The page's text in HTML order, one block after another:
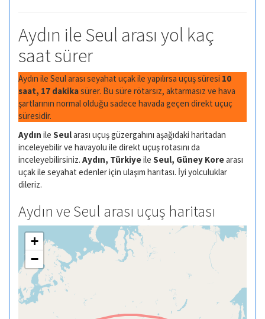
Aydın ile Seul arası yol kaç
saat sürer
Aydın ile Seul arası seyahat uçak ile yapılırsa uçuş süresi 10
saat, 17 dakikasürer. Bu süre rötarsız, aktarmasız ve hava
şartlarının normal olduğu sadece havada geçen direkt uçuç
süresidir.
Aydın ile Seularası uçuş güzergahını aşağıdaki haritadan
inceleyebilir ve havayolu ile direkt uçuş rotasını da
inceleyebilirsiniz. Aydın, Türkiyeile Seul, Güney Korearası
uçak ile seyahat edenler için ulaşım harıtası. İyi yolculuklar
dileriz.
Aydın ve Seul arası uçuş haritası
+
−